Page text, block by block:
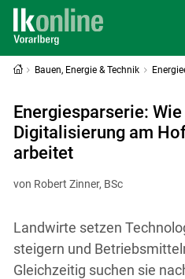
Bauen, Energie & Technik
Energiesparserie:
Digitalisierung am
arbeitet
von Robert Zinner, BSc
Landwirte setzen
steigern und
Gleichzeitig suchen sie